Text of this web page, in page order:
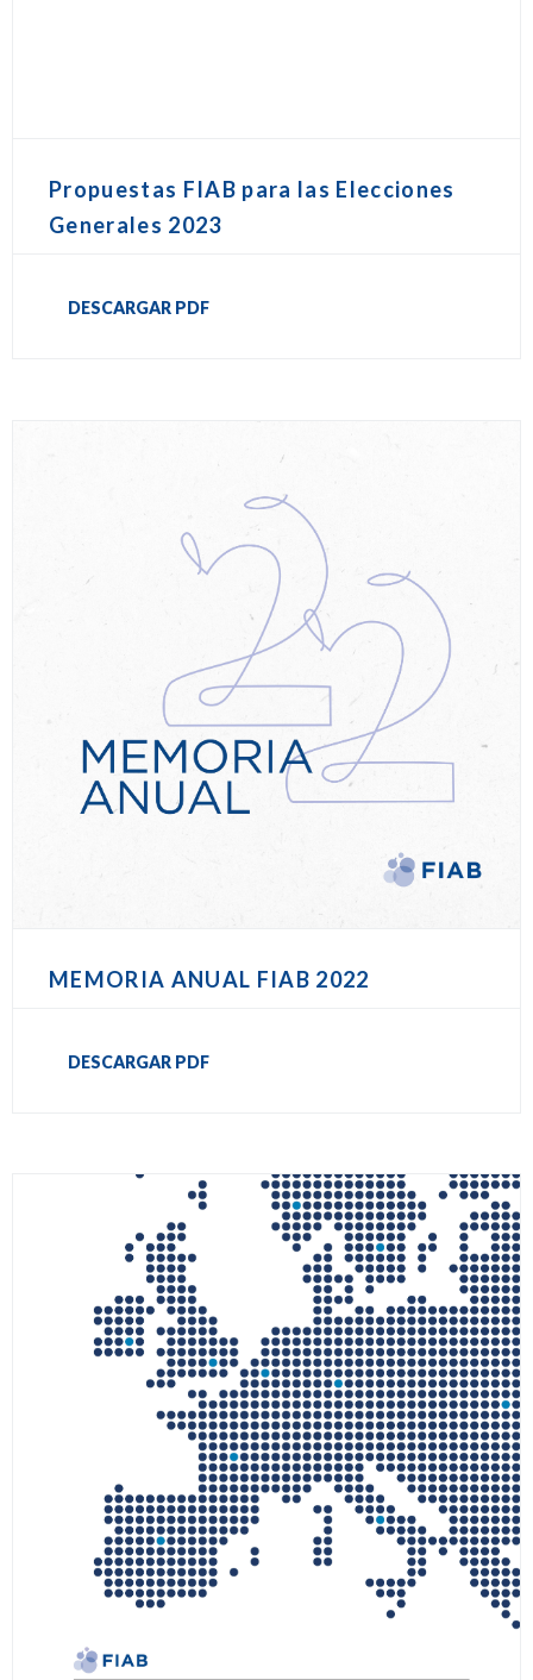
Propuestas FIAB para las Elecciones
Generales 2023
DESCARGAR PDF
MEMORIA ANUAL FIAB 2022
DESCARGAR PDF